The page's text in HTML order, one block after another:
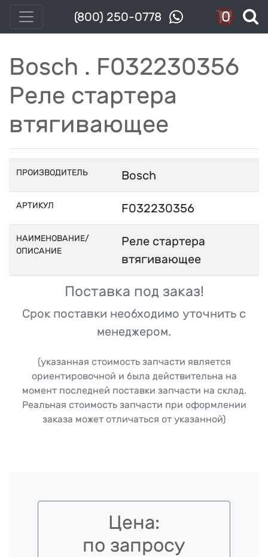
(800) 250-0778 0
Bosch . F032230356
Реле стартера
втягивающее
ПРОИЗВОДИТЕЛЬ Bosch
АРТИКУЛ F032230356
НАИМЕНОВАНИЕ/
ОПИСАНИЕ
Реле стартера
втягивающее
Поставка под заказ!
Срок поставки необходимо уточнить с
менеджером.
(указанная стоимость запчасти является
ориентировочной и была действительна на
момент последней поставки запчасти на склад.
Реальная стоимость запчасти при оформлении
заказа может отличаться от указанной)
Цена:
по запросу